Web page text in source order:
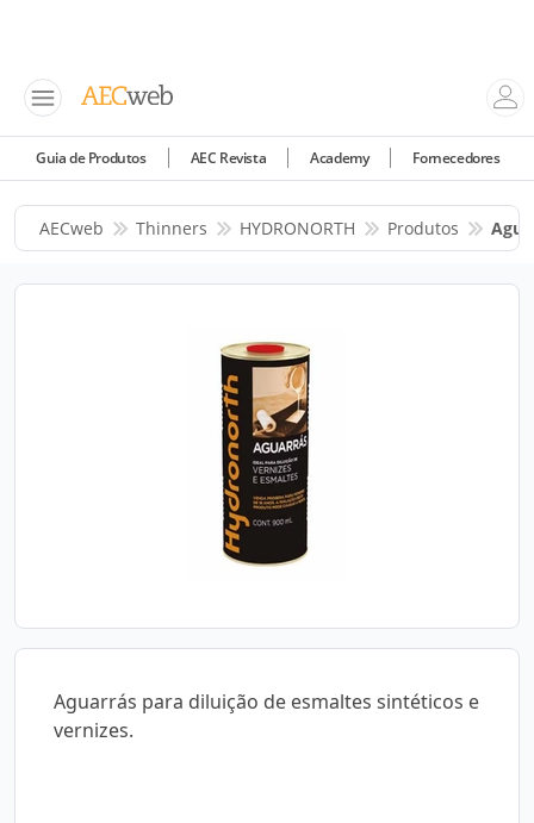
Guia de Produtos AEC Revista Academy Fornecedores
AECweb Thinners HYDRONORTH Produtos
Aguarrás para diluição de esmaltes sintéticos e
vernizes.